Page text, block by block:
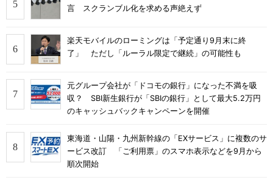
言 スクランブル化を求める声絶えず
楽天モバイルのローミングは「予定通り9月末に終
了」 ただし「ルーラル限定で継続」の可能性も
元グループ会社が「ドコモの銀行」になった不満を吸
収？ SBI新生銀行が「SBIの銀行」として最大5.2万円
のキャッシュバックキャンペーンを開催
東海道・山陽・九州新幹線の「EXサービス」に複数のサ
ービス改訂 「ご利用票」のスマホ表示などを9月から
順次開始